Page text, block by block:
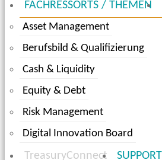
FACHRESSORTS / THEMEN
Asset Management
Berufsbild & Qualifizierung
Cash & Liquidity
Equity & Debt
Risk Management
Digital Innovation Board
TreasuryConnect SUPPORT